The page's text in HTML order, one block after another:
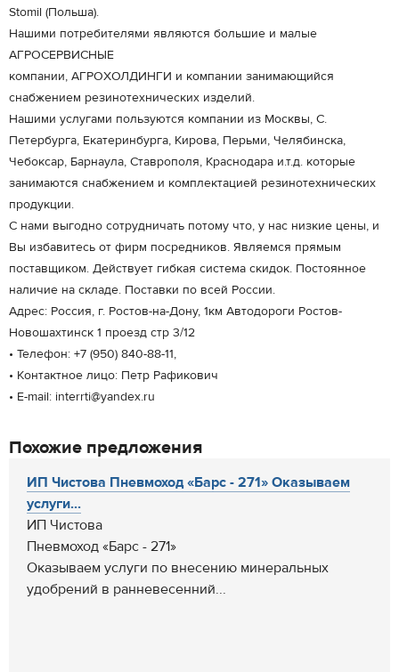
Stomil (Польша).
Нашими потребителями являются большие и малые
АГРОСЕРВИСНЫЕ
компании, АГРОХОЛДИНГИ и компании занимающийся
снабжением резинотехнических изделий.
Нашими услугами пользуются компании из Москвы, С.
Петербурга, Екатеринбурга, Кирова, Перьми, Челябинска,
Чебоксар, Барнаула, Ставрополя, Краснодара и.т.д. которые
занимаются снабжением и комплектацией резинотехнических
продукции.
С нами выгодно сотрудничать потому что, у нас низкие цены, и
Вы избавитесь от фирм посредников. Являемся прямым
поставщиком. Действует гибкая система скидок. Постоянное
наличие на складе. Поставки по всей России.
Адрес: Россия, г. Ростов-на-Дону, 1км Автодороги Ростов-
Новошахтинск 1 проезд стр 3/12
• Телефон: +7 (950) 840-88-11,
• Контактное лицо: Петр Рафикович
• E-mail: interrti@yandex.ru
Похожие предложения
ИП Чистова Пневмоход «Барс - 271» Оказываем
услуги...
ИП Чистова
Пневмоход «Барс - 271»
Оказываем услуги по внесению минеральных
удобрений в ранневесенний...